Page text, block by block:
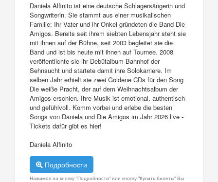
Daniela Alfinito ist eine deutsche Schlagersängerin und
Songwriterin. Sie stammt aus einer musikalischen
Familie: Ihr Vater und ihr Onkel gründeten die Band Die
Amigos. Bereits seit ihrem siebten Lebensjahr steht sie
mit ihnen auf der Bühne, seit 2003 begleitet sie die
Band und ist bis heute mit ihnen auf Tournee. 2008
veröffentlichte sie ihr Debütalbum Bahnhof der
Sehnsucht und startete damit ihre Solokarriere. Im
selben Jahr erhielt sie zwei Goldene CDs für den Song
Die weiße Pracht, der auf dem Weihnachtsalbum der
Amigos erschien. Ihre Musik ist emotional, authentisch
und gefühlvoll. Komm vorbei und erlebe die besten
Songs von Daniela und Die Amigos im Jahr 2026 live -
Tickets dafür gibt es hier!
Daniela Alfinito
Подробности
Нажимая на кнопку "Подробности" или кнопку "Купить билеты" Вы